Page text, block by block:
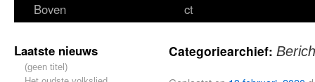
Boven
ct
Laatste nieuws
(geen titel)
Categoriearchief: